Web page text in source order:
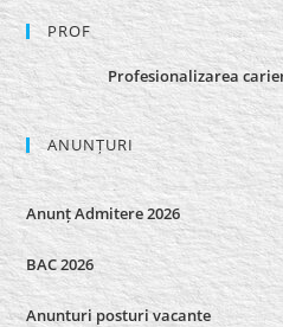
PROF
Profesionalizarea
ANUNȚURI
Anunț Admitere 2026
BAC 2026
Anunturi posturi vacante